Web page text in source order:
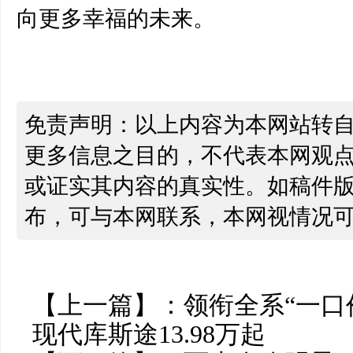
向更多幸福的未来。
免责声明：以上内容为本网站转
更多信息之目的，不代表本网观
或证实其内容的真实性。如稿件
布，可与本网联系，本网视情况
【上一篇】： 领衔全系“一
现代库斯途13.98万起